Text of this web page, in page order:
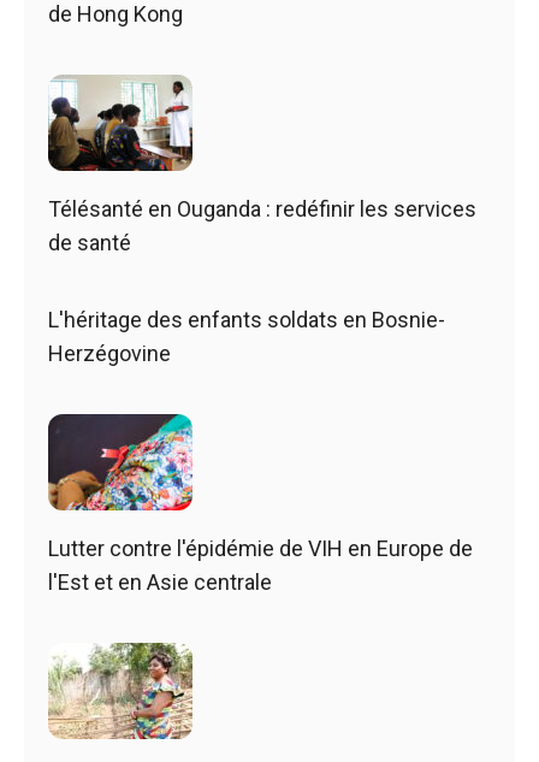
de Hong Kong
Télésanté en Ouganda : redéfinir les services
de santé
L'héritage des enfants soldats en Bosnie-
Herzégovine
Lutter contre l'épidémie de VIH en Europe de
l'Est et en Asie centrale